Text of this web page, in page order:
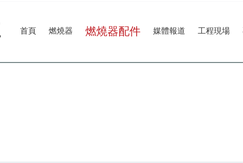
首頁 燃燒器 燃燒器配件 媒體報道 工程現場